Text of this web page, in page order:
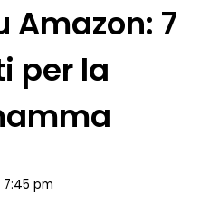
Amazon: 7
per la
7:45 pm